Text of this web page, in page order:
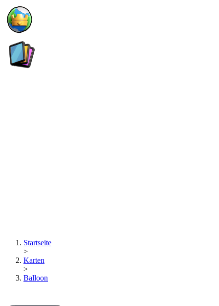
Startseite
>
Karten
>
Balloon